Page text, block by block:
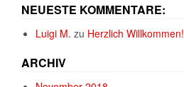
NEUESTE KOMMENTARE:
Luigi M. zu Herzlich Willkommen!
ARCHIV